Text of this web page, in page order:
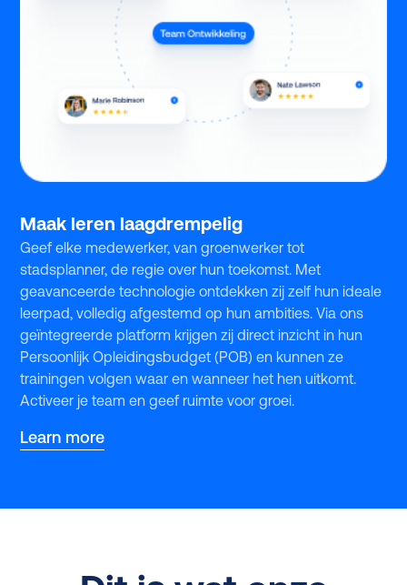
Maak leren laagdrempelig
Geef elke medewerker, van groenwerker tot
stadsplanner, de regie over hun toekomst. Met
geavanceerde technologie ontdekken zij zelf hun ideale
leerpad, volledig afgestemd op hun ambities. Via ons
geïntegreerde platform krijgen zij direct inzicht in hun
Persoonlijk Opleidingsbudget (POB) en kunnen ze
trainingen volgen waar en wanneer het hen uitkomt.
Activeer je team en geef ruimte voor groei.
Learn more